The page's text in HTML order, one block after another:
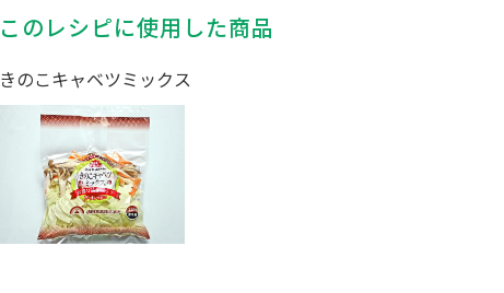
このレシピに使用した商品
きのこキャベツミックス